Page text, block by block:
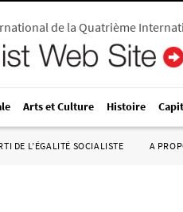
de la Quatrième
Arts et Culture Histoire
DE L’ÉGALITÉ SOCIALISTE A